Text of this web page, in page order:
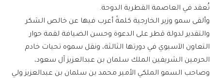
تُعقد في العاصمة القطرية الدوحة.
وألقى سمو وزير الخارجية كلمةً أعرب فيها عن خالص الشكر
والتقدير لدولة قطر على الدعوة وحسن الضيافة لقمة حوار
التعاون الآسيوي في دورتها الثالثة، ونقل سموه تحيات خادم
الحرمين الشريفين الملك سلمان بن عبدالعزيز آل سعود،
وصاحب السمو الملكي الأمير محمد بن سلمان بن عبدالعزيز ولي